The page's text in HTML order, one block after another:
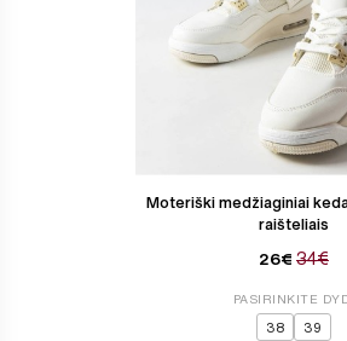
Moteriški medžiaginiai
raišteliais
26€ 34€
PASIRINKITE
38 39